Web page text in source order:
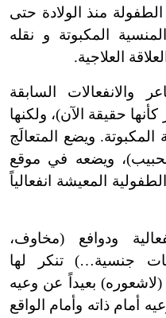
منذ الولادة حتى
المكبوتة و نقله
العلاجية.
والانفعالات السابقة
حقيقة الآن)، ولكنها
ويضع المتعالَج
ويضعه في موقع
المعيشة انفعالياً
ودوافع (مخاوف،
جنسية…) تنكر لها
بعيداً عن وعيه
أمام ذاته وأمام الواقع